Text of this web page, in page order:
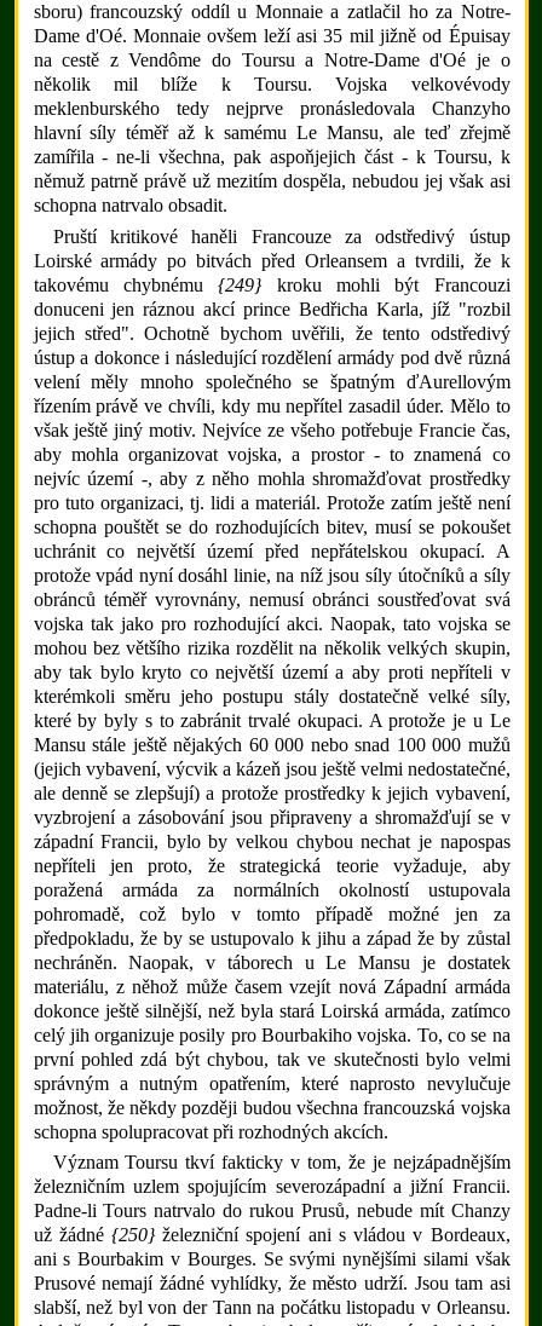
sboru) francouzský oddíl u Monnaie a zatlačil ho za Notre-
Dame d'Oé. Monnaie ovšem leží asi 35 mil jižně od Épuisay
na cestě z Vendôme do Toursu a Notre-Dame d'Oé je o
několik mil blíže k Toursu. Vojska velkovévody
meklenburského tedy nejprve pronásledovala Chanzyho
hlavní síly téměř až k samému Le Mansu, ale teď zřejmě
zamířila - ne-li všechna, pak aspoňjejich část - k Toursu, k
němuž patrně právě už mezitím dospěla, nebudou jej však asi
schopna natrvalo obsadit.
Pruští kritikové haněli Francouze za odstředivý ústup
Loirské armády po bitvách před Orleansem a tvrdili, že k
takovému chybnému{249}kroku mohli být Francouzi
donuceni jen ráznou akcí prince Bedřicha Karla, jíž "rozbil
jejich střed". Ochotně bychom uvěřili, že tento odstředivý
ústup a dokonce i následující rozdělení armády pod dvě různá
velení měly mnoho společného se špatným ďAurellovým
řízením právě ve chvíli, kdy mu nepřítel zasadil úder. Mělo to
však ještě jiný motiv. Nejvíce ze všeho potřebuje Francie čas,
aby mohla organizovat vojska, a prostor - to znamená co
nejvíc území -, aby z něho mohla shromažďovat prostředky
pro tuto organizaci, tj. lidi a materiál. Protože zatím ještě není
schopna pouštět se do rozhodujících bitev, musí se pokoušet
uchránit co největší území před nepřátelskou okupací. A
protože vpád nyní dosáhl linie, na níž jsou síly útočníků a síly
obránců téměř vyrovnány, nemusí obránci soustřeďovat svá
vojska tak jako pro rozhodující akci. Naopak, tato vojska se
mohou bez většího rizika rozdělit na několik velkých skupin,
aby tak bylo kryto co největší území a aby proti nepříteli v
kterémkoli směru jeho postupu stály dostatečně velké síly,
které by byly s to zabránit trvalé okupaci. A protože je u Le
Mansu stále ještě nějakých 60 000 nebo snad 100 000 mužů
(jejich vybavení, výcvik a kázeň jsou ještě velmi nedostatečné,
ale denně se zlepšují) a protože prostředky k jejich vybavení,
vyzbrojení a zásobování jsou připraveny a shromažďují se v
západní Francii, bylo by velkou chybou nechat je napospas
nepříteli jen proto, že strategická teorie vyžaduje, aby
poražená armáda za normálních okolností ustupovala
pohromadě, což bylo v tomto případě možné jen za
předpokladu, že by se ustupovalo k jihu a západ že by zůstal
nechráněn. Naopak, v táborech u Le Mansu je dostatek
materiálu, z něhož může časem vzejít nová Západní armáda
dokonce ještě silnější, než byla stará Loirská armáda, zatímco
celý jih organizuje posily pro Bourbakiho vojska. To, co se na
první pohled zdá být chybou, tak ve skutečnosti bylo velmi
správným a nutným opatřením, které naprosto nevylučuje
možnost, že někdy později budou všechna francouzská vojska
schopna spolupracovat při rozhodných akcích.
Význam Toursu tkví fakticky v tom, že je nejzápadnějším
železničním uzlem spojujícím severozápadní a jižní Francii.
Padne-li Tours natrvalo do rukou Prusů, nebude mít Chanzy
už žádné {250}železniční spojení ani s vládou v Bordeaux,
ani s Bourbakim v Bourges. Se svými nynějšími silami však
Prusové nemají žádné vyhlídky, že město udrží. Jsou tam asi
slabší, než byl von der Tann na počátku listopadu v Orleansu.